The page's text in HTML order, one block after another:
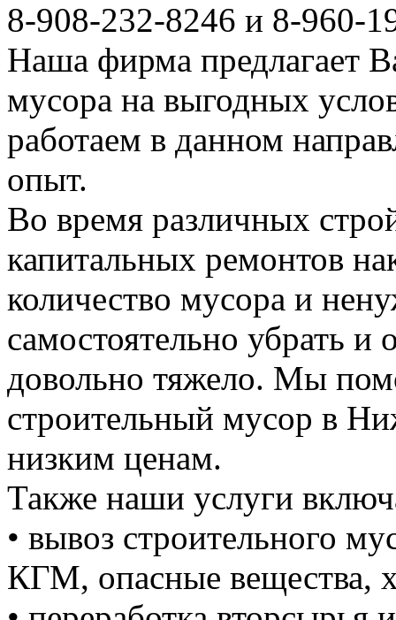
8-908-232-8246 и 8-960-
Наша фирма предлагает
мусора на выгодных
работаем в данном
опыт.
Во время различных
капитальных ремонтов
количество мусора и
самостоятельно убрать и
довольно тяжело. Мы
строительный мусор в
низким ценам.
Также наши услуги
• вывоз строительного
КГМ, опасные вещества,